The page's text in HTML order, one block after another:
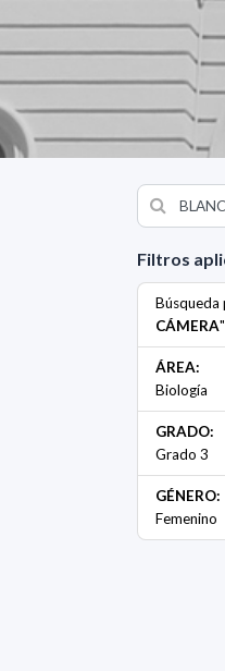
Filtros
Búsqueda
CÁMERA"
ÁREA:
Biología
GRADO:
Grado 3
GÉNERO:
Femenino